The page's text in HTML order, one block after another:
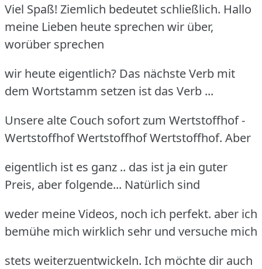
Viel Spaß! Ziemlich bedeutet schließlich. Hallo
meine Lieben heute sprechen wir über,
worüber sprechen
wir heute eigentlich? Das nächste Verb mit
dem Wortstamm setzen ist das Verb ...
Unsere alte Couch sofort zum Wertstoffhof -
Wertstoffhof Wertstoffhof Wertstoffhof. Aber
eigentlich ist es ganz .. das ist ja ein guter
Preis, aber folgende... Natürlich sind
weder meine Videos, noch ich perfekt. aber ich
bemühe mich wirklich sehr und versuche mich
stets weiterzuentwickeln. Ich möchte dir auch